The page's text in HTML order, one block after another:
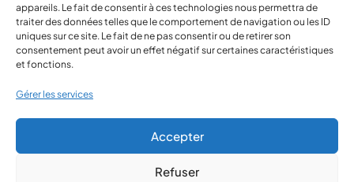
appareils. Le fait de consentir à ces technologies nous permettra de
traiter des données telles que le comportement de navigation ou les ID
uniques sur ce site. Le fait de ne pas consentir ou de retirer son
consentement peut avoir un effet négatif sur certaines caractéristiques
et fonctions.
Gérer les services
Accepter
Refuser